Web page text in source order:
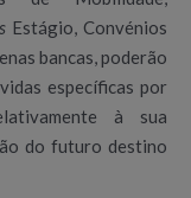
Estágio, Convénios
bancas, poderão
específicas por
à sua
do futuro destino